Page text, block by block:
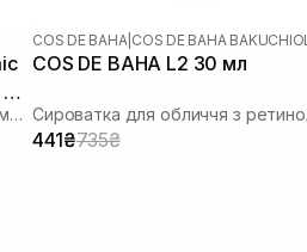
Сироватка з ретинолом та транексамовою кислотою
COS DE BAHA COS DE BAHA BAKUCHIOL
COS DE BAHA L2 30 мл
441₴735₴